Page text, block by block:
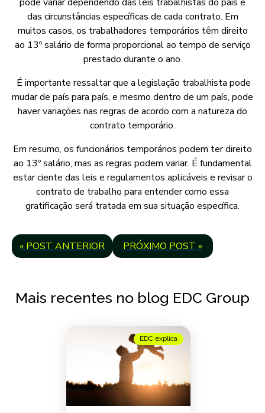
das circunstâncias específicas de cada contrato. Em
muitos casos, os trabalhadores temporários têm direito
ao 13º salário de forma proporcional ao tempo de serviço
prestado durante o ano.
É importante ressaltar que a legislação trabalhista pode
mudar de país para país, e mesmo dentro de um país, pode
haver variações nas regras de acordo com a natureza do
contrato temporário.
Em resumo, os funcionários temporários podem ter direito
ao 13º salário, mas as regras podem variar. É fundamental
estar ciente das leis e regulamentos aplicáveis e revisar o
contrato de trabalho para entender como essa
gratificação será tratada em sua situação específica.
« POST ANTERIOR PRÓXIMO POST »
Mais recentes no blog EDC Group
EDC explica